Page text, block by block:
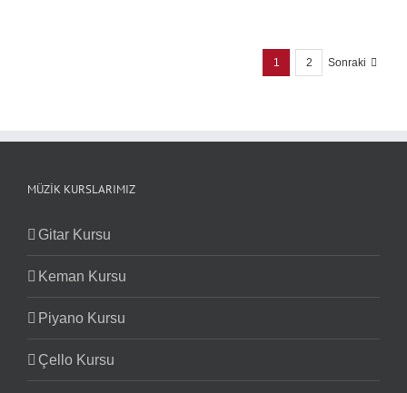
1 2 Sonraki
MÜZIK KURSLARIMIZ
Gitar Kursu
Keman Kursu
Piyano Kursu
Çello Kursu